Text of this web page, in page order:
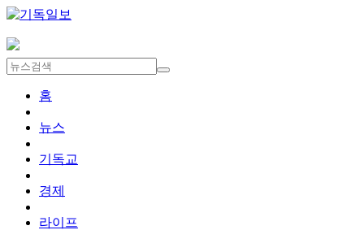
홈
뉴스
기독교
경제
라이프